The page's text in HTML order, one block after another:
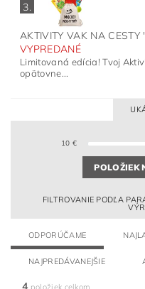
3.
AKTIVITY VAK NA CESTY
VYPREDANÉ
Limitovaná edícia! Tvoj
opätovne...
10 €
POLOŽIEK
FILTROVANIE PODĽA
ODPORÚČAME
NAJPREDÁVANEJŠIE
4